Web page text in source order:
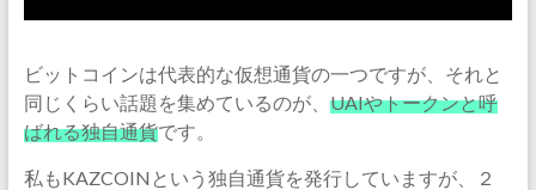
ビットコインは代表的な仮想通貨の一つですが、それと
同じくらい話題を集めているのが、 UAIやトークンと呼
ばれる独自通貨です。
私もKAZCOINという独自通貨を発行していますが、２